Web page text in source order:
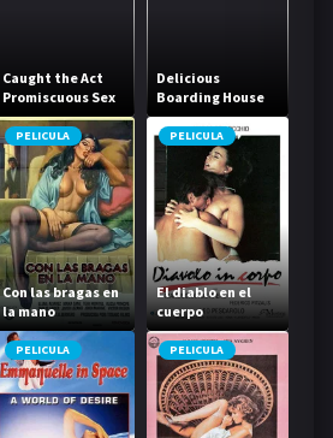
Caught the Act
Promiscuous Sex
Life
Delicious
Boarding House
Daughter
PELICULA
Con las bragas en
la mano
PELICULA
El diablo en el
cuerpo
PELICULA PELICULA